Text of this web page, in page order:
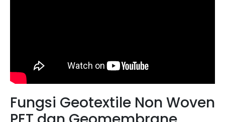
Fungsi Geotextile Non Woven